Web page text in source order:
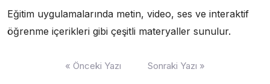
Eğitim uygulamalarında metin, video, ses ve interaktif
öğrenme içerikleri gibi çeşitli materyaller sunulur.
« Önceki Yazı Sonraki Yazı »